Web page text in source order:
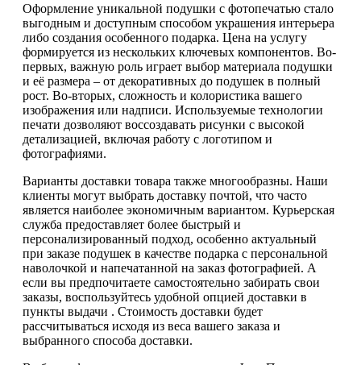
Оформление уникальной подушки с фотопечатью стало
выгодным и доступным способом украшения интерьера
либо создания особенного подарка. Цена на услугу
формируется из нескольких ключевых компонентов. Во-
первых, важную роль играет выбор материала подушки
и её размера – от декоративных до подушек в полный
рост. Во-вторых, сложность и колористика вашего
изображения или надписи. Используемые технологии
печати дозволяют воссоздавать рисунки с высокой
детализацией, включая работу с логотипом и
фотографиями.
Варианты доставки товара также многообразны. Наши
клиенты могут выбрать доставку почтой, что часто
является наиболее экономичным вариантом. Курьерская
служба предоставляет более быстрый и
персонализированный подход, особенно актуальный
при заказе подушек в качестве подарка с персональной
наволочкой и напечатанной на заказ фотографией. А
если вы предпочитаете самостоятельно забирать свои
заказы, воспользуйтесь удобной опцией доставки в
пункты выдачи . Стоимость доставки будет
рассчитываться исходя из веса вашего заказа и
выбранного способа доставки.